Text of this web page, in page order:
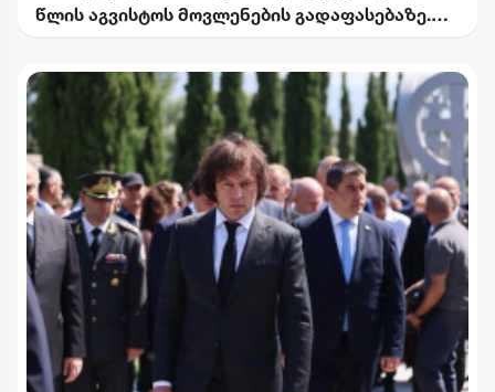
წლის აგვისტოს მოვლენების გადაფასებაზე.
განცხადებებს შერიგების აუცილებლობაზე" -
რუსეთის საგარეო უწყება